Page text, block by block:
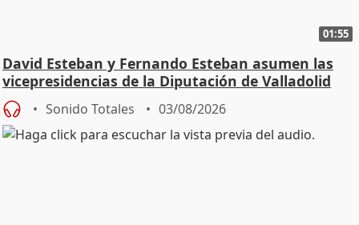
01:55
David Esteban y Fernando Esteban asumen las
vicepresidencias de la Diputación de Valladolid
Sonido Totales 03/08/2026